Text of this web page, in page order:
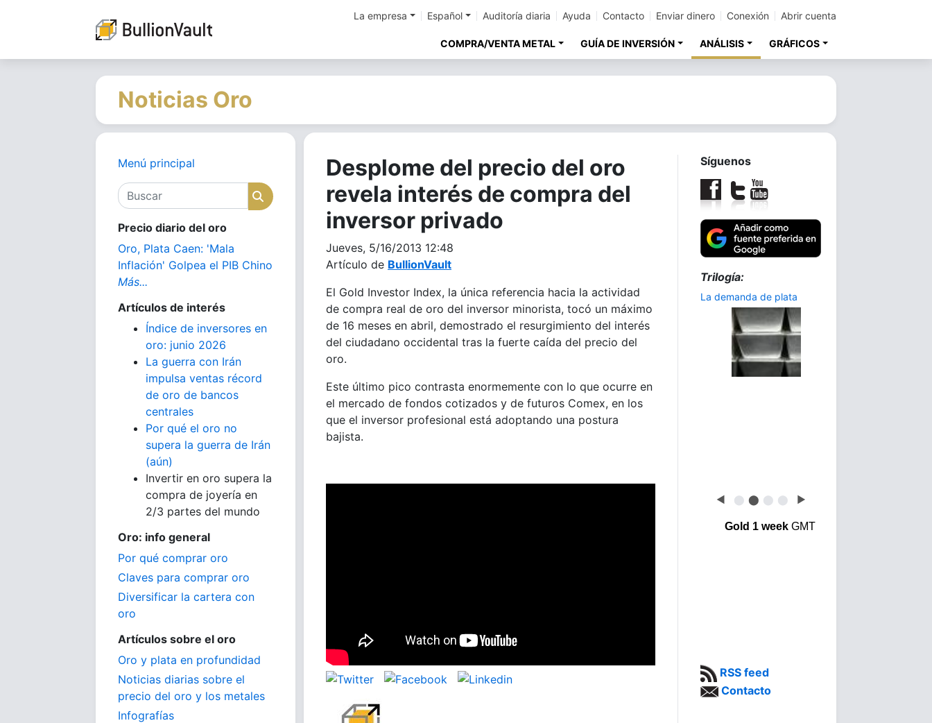
La empresa Español Auditoría diaria Ayuda Contacto Enviar dinero Conexión Abrir cuenta
COMPRA/VENTA METAL GUÍA DE INVERSIÓN ANÁLISIS GRÁFICOS
Noticias Oro
Menú principal
Buscar
Buscar
Precio diario del oro
Oro, Plata Caen: 'Mala
Inflación' Golpea el PIB Chino
Más...
Artículos de interés
Índice de inversores en
oro: junio 2026
La guerra con Irán
impulsa ventas récord
de oro de bancos
centrales
Por qué el oro no
supera la guerra de Irán
(aún)
Invertir en oro supera la
compra de joyería en
2/3 partes del mundo
Oro: info general
Por qué comprar oro
Claves para comprar oro
Diversificar la cartera con
oro
Artículos sobre el oro
Oro y plata en profundidad
Noticias diarias sobre el
precio del oro y los metales
Infografías
Desplome del precio del oro
revela interés de compra del
inversor privado
Jueves, 5/16/2013 12:48
Artículo de BullionVault
El Gold Investor Index, la única referencia hacia la actividad
de compra real de oro del inversor minorista, tocó un máximo
de 16 meses en abril, demostrado el resurgimiento del interés
del ciudadano occidental tras la fuerte caída del precio del
oro.
Este último pico contrasta enormemente con lo que ocurre en
el mercado de fondos cotizados y de futuros Comex, en los
que el inversor profesional está adoptando una postura
bajista.
Síguenos
Trilogía:
La demanda de plata
◀ ⬤ ⬤ ⬤ ⬤ ▶
Gold 1 weekGMT
RSS feed
Contacto